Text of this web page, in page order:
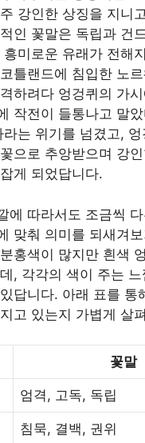
강인한 상징을 지니
인 꽃말은 독립과 건
미로운 유래가 전해
틀랜드에 침입한 노
하려다 엉겅퀴의 가
작전이 들통나고 말
는 위기를 넘겼고,
으로 추앙받으며 강
게 되었답니다.
에 따라서도 조금씩
맞춰 의미를 되새겨
홍색이 많지만 흰색
, 각각의 색이 주는
답니다. 아래 표를 통
고 있는지 가볍게 살
꽃말
엄격, 고독, 독립
침묵, 결백, 권위